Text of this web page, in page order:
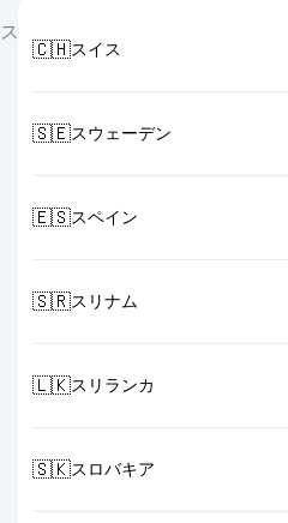
ス
🇨🇭スイス
🇸🇪スウェーデン
🇪🇸スペイン
🇸🇷スリナム
🇱🇰スリランカ
🇸🇰スロバキア